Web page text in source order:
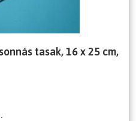
tasak, 16 x 25 cm,